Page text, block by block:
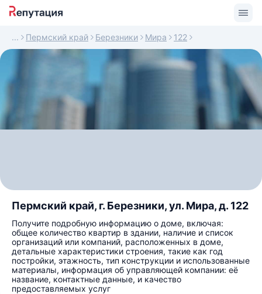
Пермский край Березники Мира 122
Пермский край, г. Березники, ул. Мира, д. 122
Получите подробную информацию о доме, включая:
общее количество квартир в здании, наличие и список
организаций или компаний, расположенных в доме,
детальные характеристики строения, такие как год
постройки, этажность, тип конструкции и использованные
материалы, информация об управляющей компании: её
название, контактные данные, и качество
предоставляемых услуг